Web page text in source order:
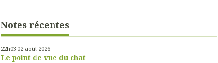
Notes récentes
22h03 02 août 2026
Le point de vue du chat